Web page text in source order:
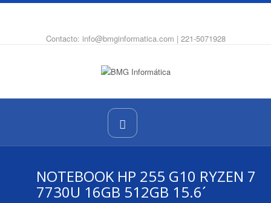
Contacto: info@bmginformatica.com | 221-5071928
NOTEBOOK HP 255 G10 RYZEN 7
7730U 16GB 512GB 15.6´